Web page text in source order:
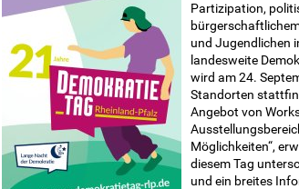
Partizipation,
und Jugendlichen
landesweite
wird am 24.
Standorten
Angebot von
Möglichkeiten“,
diesem Tag
und ein breites